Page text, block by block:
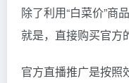
除了利用“白菜价”商
就是，直接购买官方
官方直播推广是按照